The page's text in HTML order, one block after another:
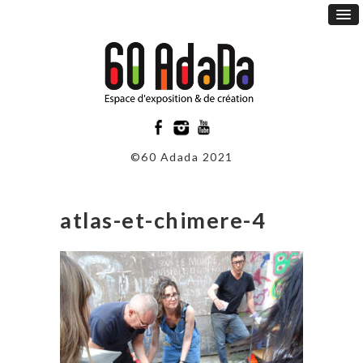
©60 Adada 2021
atlas-et-chimere-4